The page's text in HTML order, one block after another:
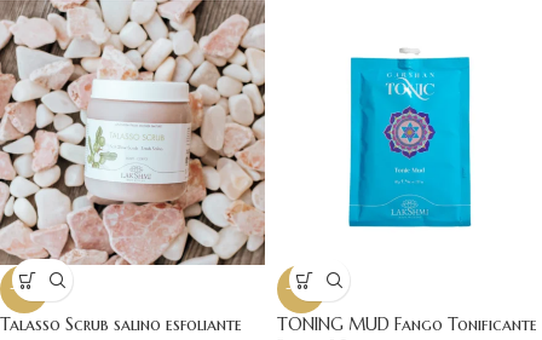
-21%
Talasso Scrub salino esfoliante
-19%
TONING MUD Fango Tonificante